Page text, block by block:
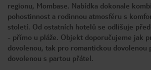
regionu, Mombase. Nabídka dokonale
pohostinnost a rodinnou atmosféru s
století. Od ostatních hotelů se odlišuje
- přímo u pláže. Objekt doporučujeme jak
dovolenou, tak pro romantickou dovolenou
dovolenou s partou přátel.